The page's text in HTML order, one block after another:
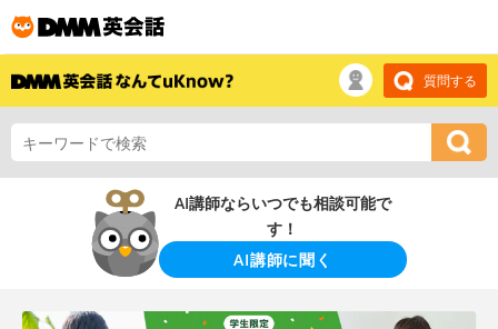
質問する
AI講師ならいつでも相談可能で
す！
AI講師に聞く